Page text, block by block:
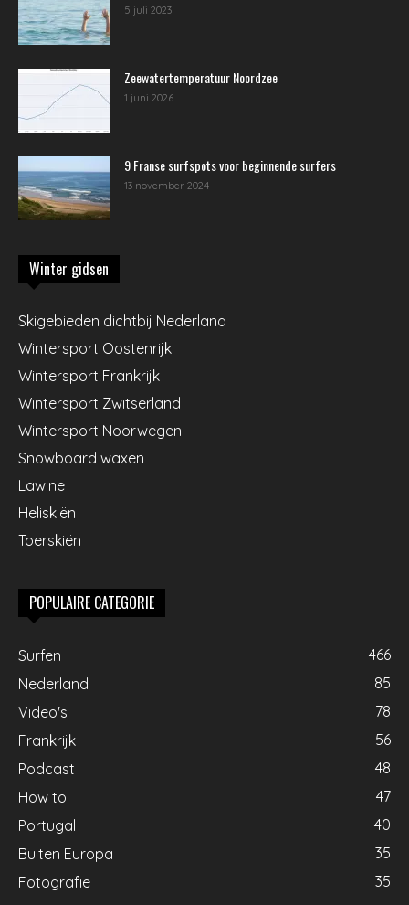
5 juli 2023
Zeewatertemperatuur Noordzee
1 juni 2026
9 Franse surfspots voor beginnende surfers
13 november 2024
Winter gidsen
Skigebieden dichtbij Nederland
Wintersport Oostenrijk
Wintersport Frankrijk
Wintersport Zwitserland
Wintersport Noorwegen
Snowboard waxen
Lawine
Heliskiën
Toerskiën
POPULAIRE CATEGORIE
Surfen
466
Nederland
85
Video's
78
Frankrijk
56
Podcast
48
How to
47
Portugal
40
Buiten Europa
35
Fotografie
35